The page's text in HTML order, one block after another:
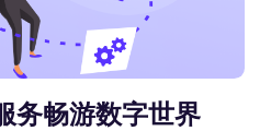
务畅游数字世界